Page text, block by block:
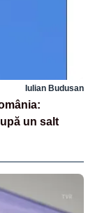
Iulian Budusan
un salt